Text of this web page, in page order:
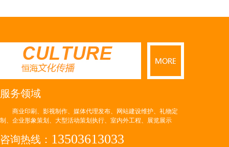
服务领域
商业印刷、影视制作、媒体代理发布、网站建设维护、礼物定
制、企业形象策划、大型活动策划执行、室内外工程、展览展示
咨询热线： 13503613033